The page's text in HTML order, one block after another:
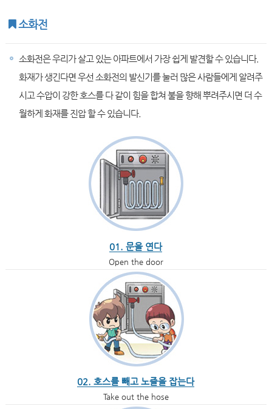
소화전
소화전은 우리가 살고 있는 아파트에서 가장 쉽게 발견할 수 있습니다.
화재가 생긴다면 우선 소화전의 발신기를 눌러 많은 사람들에게 알려주
시고 수압이 강한 호스를 다 같이 힘을 합쳐 불을 향해 뿌려주시면 더 수
월하게 화재를 진압 할 수 있습니다.
01. 문을 연다
Open the door
02. 호스를 빼고 노즐을 잡는다
Take out the hose